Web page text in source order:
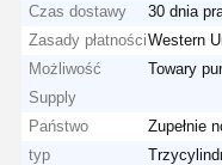
Czas dostawy
30 dnia
Zasady płatnościWestern
Możliwość
Supply
Towary
Państwo
Zupełnie
typ